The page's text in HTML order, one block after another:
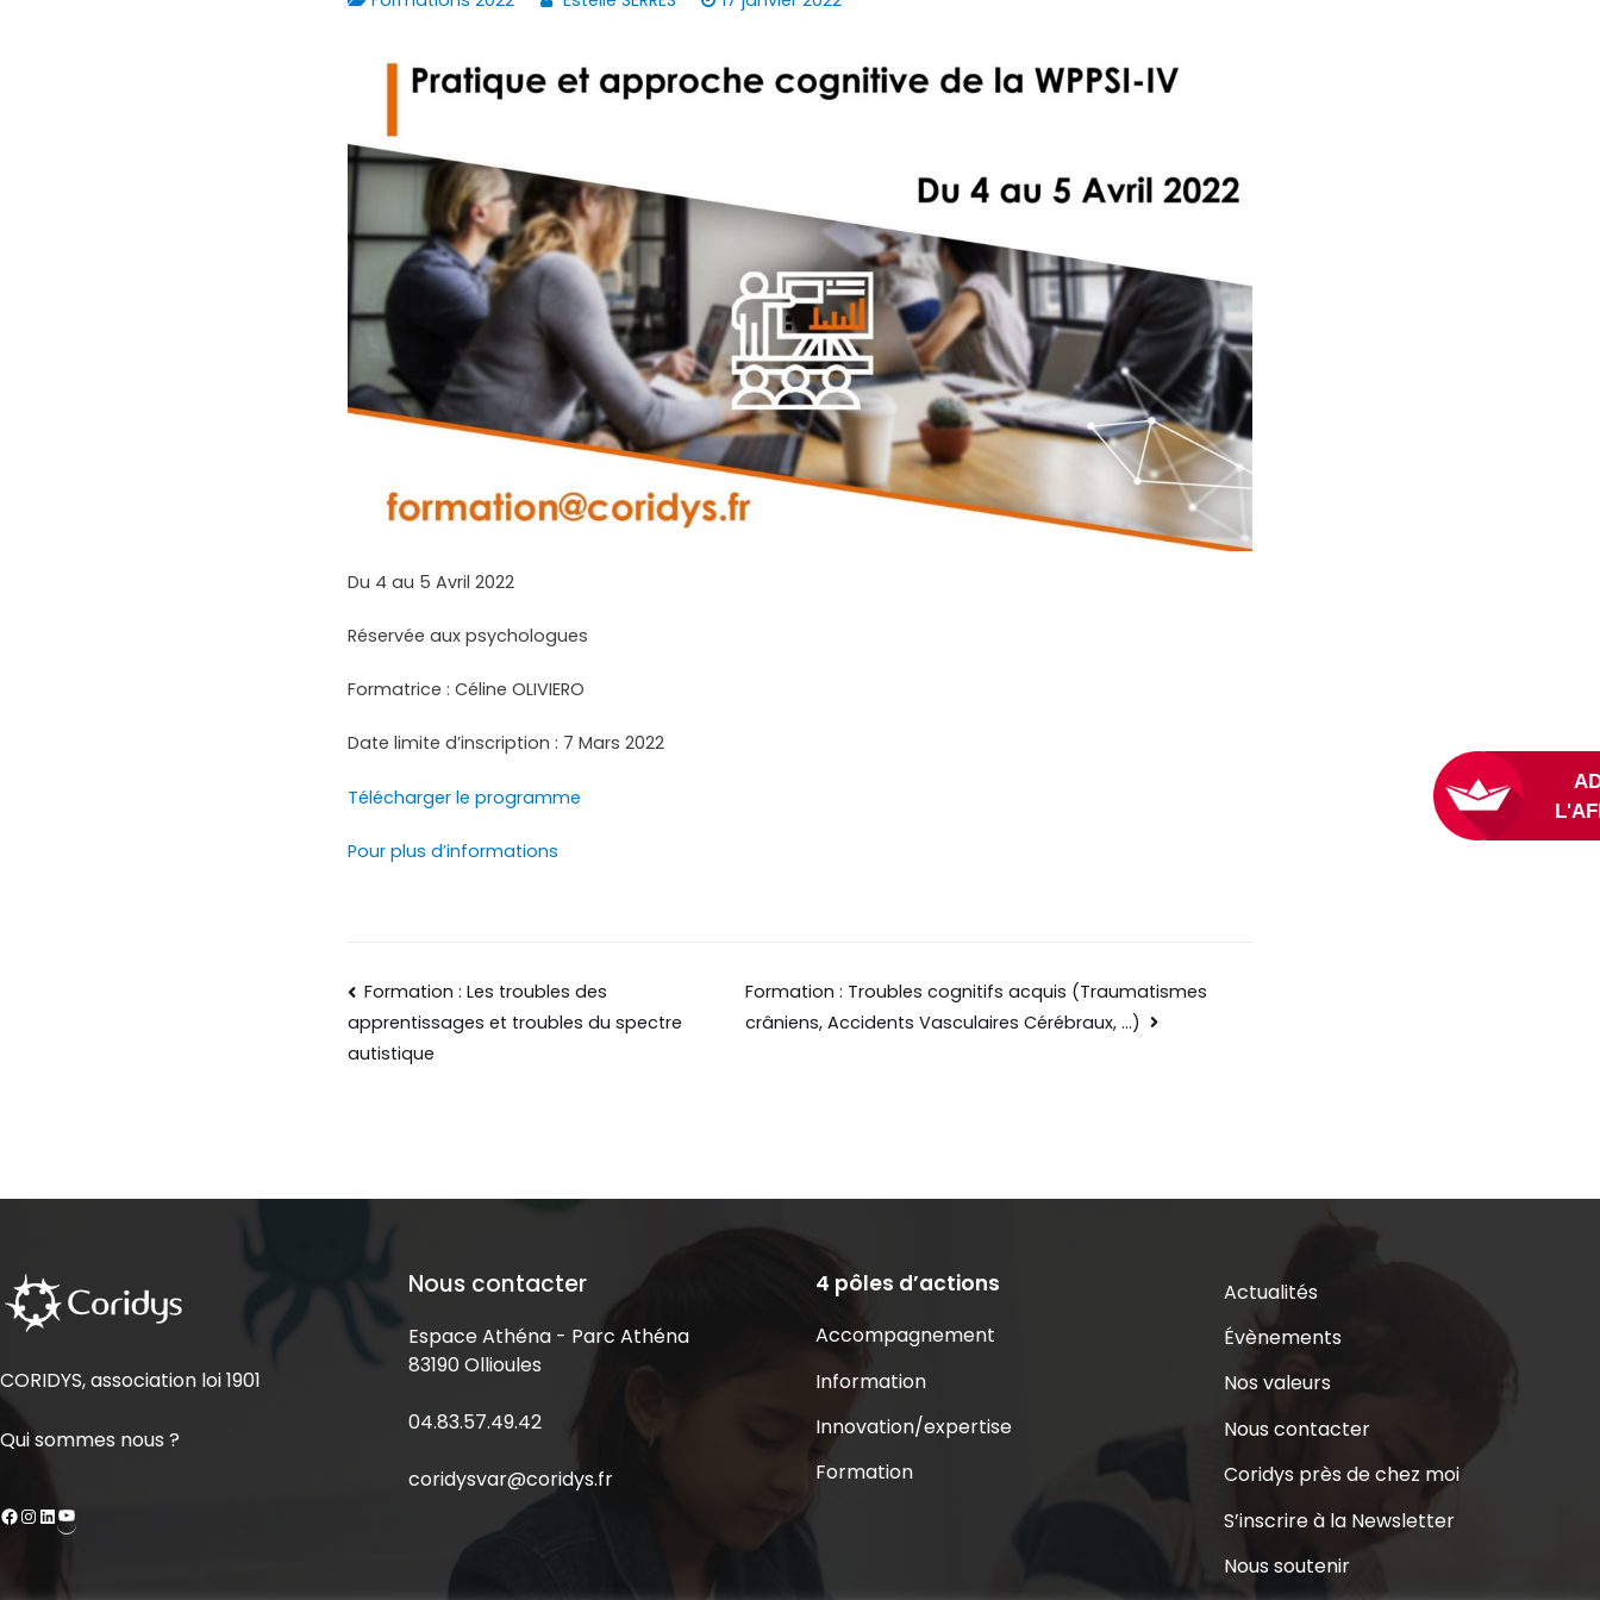
Du 4 au 5 Avril 2022
Réservée aux psychologues
Formatrice : Céline OLIVIERO
Date limite d’inscription : 7 Mars 2022
Télécharger le programme
Pour plus d’informations
Formation : Les troubles des
apprentissages et troubles du spectre
autistique
Formation : Troubles cognitifs acquis (Traumatismes
crâniens, Accidents Vasculaires Cérébraux, …)
CORIDYS, association loi 1901
Qui sommes nous ?
Nous contacter
Espace Athéna - Parc Athéna
83190 Ollioules
04.83.57.49.42
coridysvar@coridys.fr
4 pôles d’actions
Accompagnement
Information
Innovation/expertise
Formation
Actualités
Évènements
Nos valeurs
Nous contacter
Coridys près de chez moi
S’inscrire à la Newsletter
Nous soutenir